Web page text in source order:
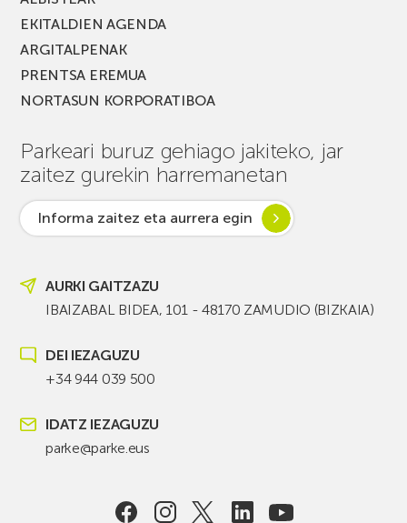
EKITALDIEN AGENDA
ARGITALPENAK
PRENTSA EREMUA
NORTASUN KORPORATIBOA
Parkeari buruz gehiago jakiteko, jar
zaitez gurekin harremanetan
Informa zaitez eta aurrera egin
AURKI GAITZAZU
IBAIZABAL BIDEA, 101 - 48170 ZAMUDIO (BIZKAIA)
DEI IEZAGUZU
+34 944 039 500
IDATZ IEZAGUZU
parke@parke.eus